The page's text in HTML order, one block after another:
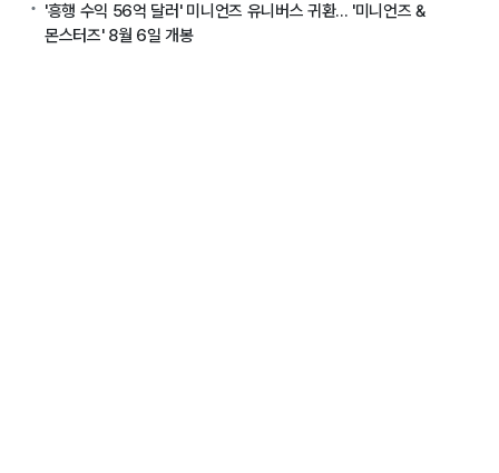
'흥행 수익 56억 달러' 미니언즈 유니버스 귀환... '미니언즈 &
몬스터즈' 8월 6일 개봉